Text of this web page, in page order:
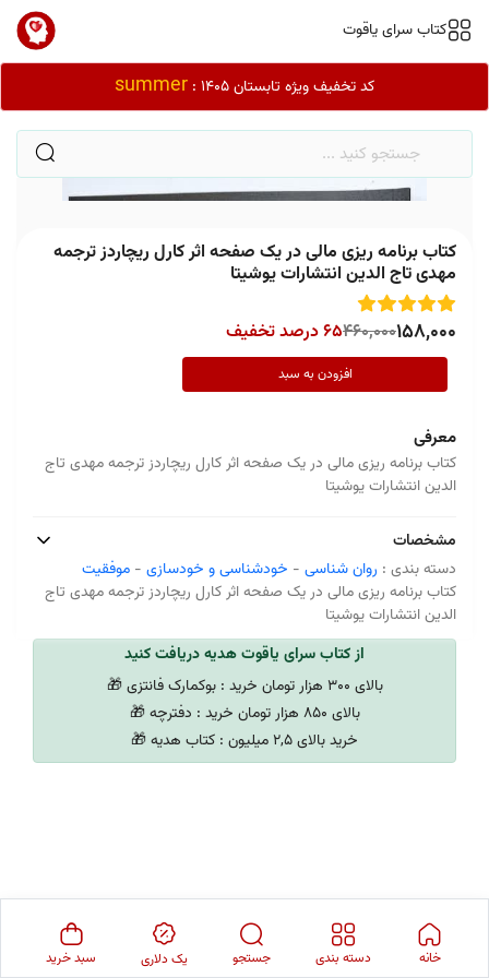
کتاب سرای یاقوت
کد تخفیف ویژه تابستان 1405 : summer
کتاب برنامه ریزی مالی در یک صفحه اثر کارل ریچاردز ترجمه
مهدی تاج الدین انتشارات یوشیتا
158,000
460,00065 درصد تخفیف
افزودن به سبد
معرفی
کتاب برنامه ریزی مالی در یک صفحه اثر کارل ریچاردز ترجمه مهدی تاج
الدین انتشارات یوشیتا
مشخصات
دسته بندی : روان شناسی - خودشناسی و خودسازی - موفقیت
کتاب برنامه ریزی مالی در یک صفحه اثر کارل ریچاردز ترجمه مهدی تاج
الدین انتشارات یوشیتا
از کتاب سرای یاقوت هدیه دریافت کنید
بالای 300 هزار تومان خرید : بوکمارک فانتزی 🎁
بالای 850 هزار تومان خرید : دفترچه 🎁
خرید بالای 2,5 میلیون : کتاب هدیه 🎁
خانه دسته بندی جستجو یک دلاری سبد خرید